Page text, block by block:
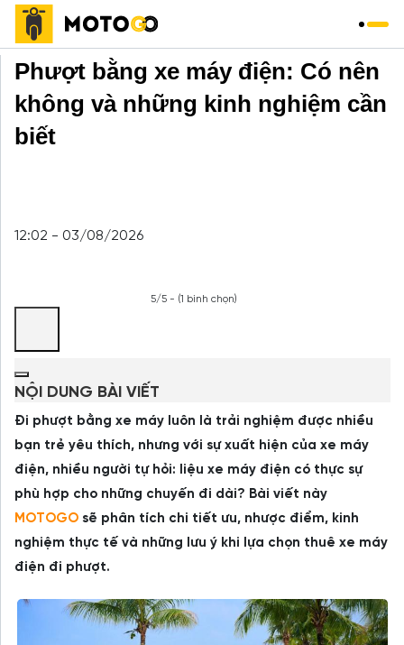
Trang chủ » Thuê xe máy»
Phượt bằng xe máy điện: Có nên
không và những kinh nghiệm cần
biết
12:02 - 03/08/2026
5/5 - (1 bình chọn)
NỘI DUNG BÀI VIẾT
Đi phượt bằng xe máy luôn là trải nghiệm được nhiều
bạn trẻ yêu thích, nhưng với sự xuất hiện của xe máy
điện, nhiều người tự hỏi: liệu xe máy điện có thực sự
phù hợp cho những chuyến đi dài? Bài viết này
MOTOGO sẽ phân tích chi tiết ưu, nhược điểm, kinh
nghiệm thực tế và những lưu ý khi lựa chọn thuê xe máy
điện đi phượt.